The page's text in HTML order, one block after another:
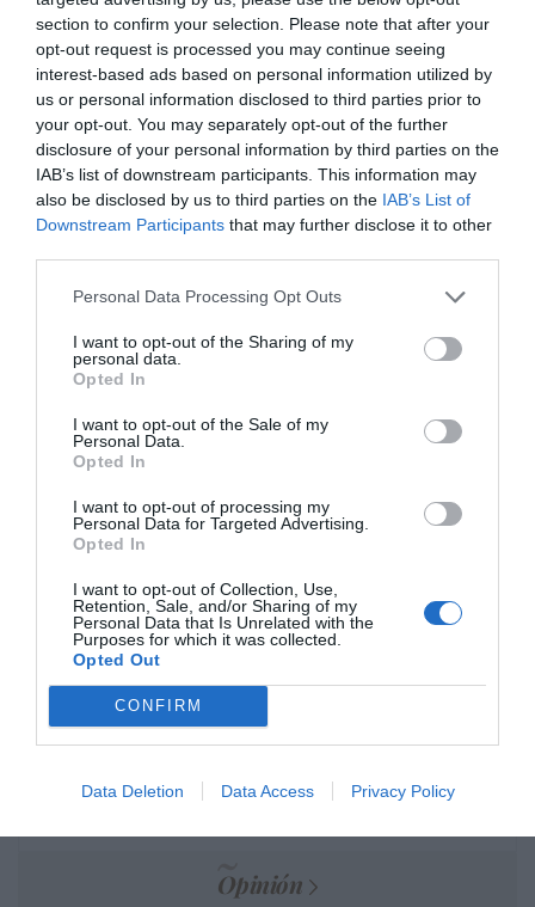
section to confirm your selection. Please note that after your
opt-out request is processed you may continue seeing
interest-based ads based on personal information utilized by
us or personal information disclosed to third parties prior to
your opt-out. You may separately opt-out of the further
disclosure of your personal information by third parties on the
IAB’s list of downstream participants. This information may
also be disclosed by us to third parties on the IAB’s List of
Downstream Participants that may further disclose it to other
Personal Data Processing Opt Outs
I want to opt-out of the Sharing of my
personal data.
Opted In
I want to opt-out of the Sale of my
Personal Data.
Opted In
I want to opt-out of processing my
Personal Data for Targeted Advertising.
Opted In
I want to opt-out of Collection, Use,
Retention, Sale, and/or Sharing of my
Personal Data that Is Unrelated with the
Purposes for which it was collected.
Opted Out
CONFIRM
Data Deletion Data Access Privacy Policy
SOCIEDAD
Invasión de Ceuta. Vecinos denuncian la
violación en manada de una inmigrante
irregular menor de edad: “Hay testigos”
Redacción 05/08/26 12:03
INTERNACIONAL
Vuelta a la cordura. Reino Unido obligará a
que los aseos o vestuarios sean utilizados en
función del sexo de nacimiento
Rocío Orizaola 05/08/26 13:32
Marcelo Gullo: “El trabajo de desmitificar la
historia, de poner la verdadera, de
desmontar la falsificación, es un trabajo
cristiano"
Artículos anteriores
DIARIO DE LA CORRUPCIÓN SANCHISTA
Diario de la corrupción sanchista. Bolaños
se reunió en el año 2025 hasta seis veces
con Zapatero, mientras se desarrollaba la
investigación judicial sobre la aerolínea
Plus Ultra
por Redacción
Opinión